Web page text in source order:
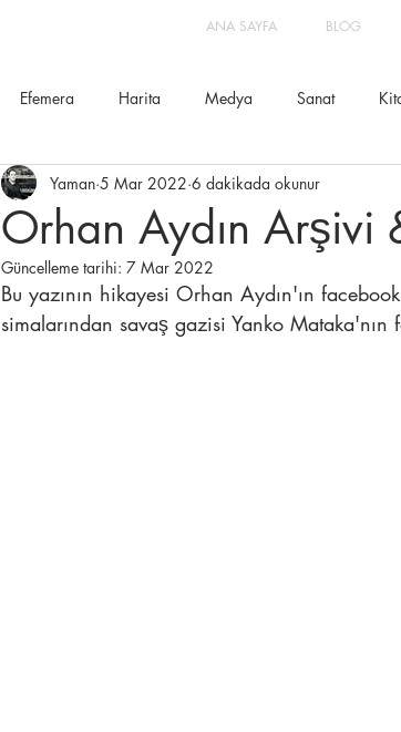
ANA SAYFA BLOG
Efemera Harita Medya Sanat
Orhan Aydın Arşivi
Yaman 5 Mar 2022 6 dakikada okunur
Güncelleme tarihi: 7 Mar 2022
Bu yazının hikayesi Orhan Aydın'ın
simalarından savaş gazisi Yanko Mataka'nın